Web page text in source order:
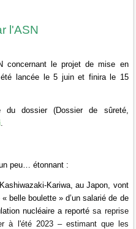
l'ASN
concernant le projet de mise en
lancée le 5 juin et finira le 15
du dossier (Dossier de sûreté,
peu… étonnant :
Kariwa, au Japon, vont
belle boulette » d’un salarié de de
nucléaire a reporté sa reprise
à l'été 2023 – estimant que les